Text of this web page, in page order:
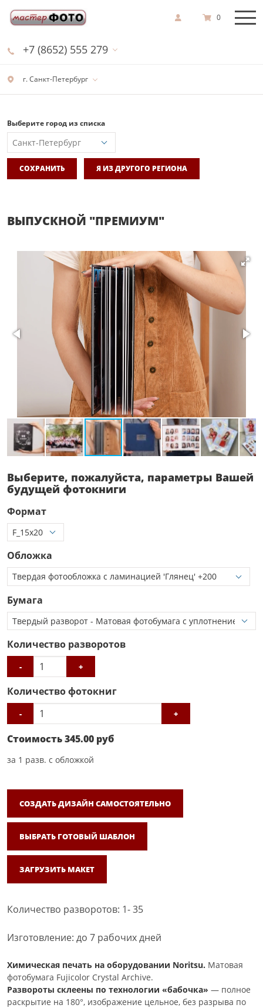
г. Санкт-Петербург
+7 (8652) 555 279
0
Выберите город из списка
СОХРАНИТЬ Я ИЗ ДРУГОГО РЕГИОНА
ВЫПУСКНОЙ "ПРЕМИУМ"
Выберите, пожалуйста, параметры Вашей
будущей фотокниги
Формат
Обложка
Бумага
Количество разворотов
- +
Количество фотокниг
- +
Стоимость345.00 руб
за 1 разв. с обложкой
СОЗДАТЬ ДИЗАЙН САМОСТОЯТЕЛЬНО
ВЫБРАТЬ ГОТОВЫЙ ШАБЛОН
ЗАГРУЗИТЬ МАКЕТ
Количество разворотов: 1- 35
Изготовление: до 7 рабочих дней
Химическая печать на оборудовании Noritsu. Матовая
фотобумага Fujicolor Crystal Archive.
Развороты склеены по технологии «бабочка» — полное
раскрытие на 180°, изображение цельное, без разрыва по